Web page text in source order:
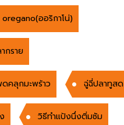
oregano(ออริกาโน่)
กราย
ดคลุกมะพร้าว ฉู่ฉี่ปลาทูสด
วิธีทำแป้งนึ่งติ่มซัม